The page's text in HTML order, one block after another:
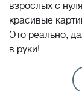
взрослых с
красивые
Это реально,
в руки!